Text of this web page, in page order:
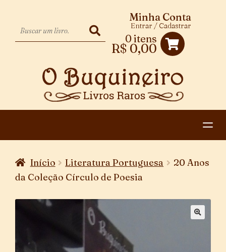
0 itens
R$ 0,00
Minha Conta
Entrar / Cadastrar
CATEGORIAS
CONTATO
Início Literatura Portuguesa
20 Anos
da Coleção Círculo de Poesia